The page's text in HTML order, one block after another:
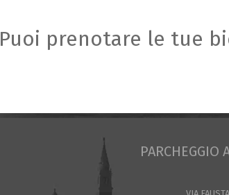
Puoi prenotare le tue
PARCHEGGIO